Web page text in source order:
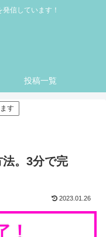
信しています！
投稿一覧
す
。3分で完
2023.01.26